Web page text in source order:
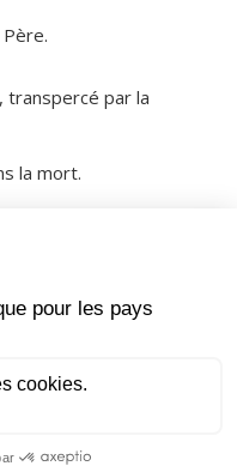
transpercé par la
la mort.
le Cœur de ton Fils
de cette source